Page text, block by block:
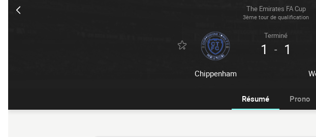
The Emirates FA Cup
3ème tour de qualification
Chippenham
Terminé
1 - 1
Résumé Prono